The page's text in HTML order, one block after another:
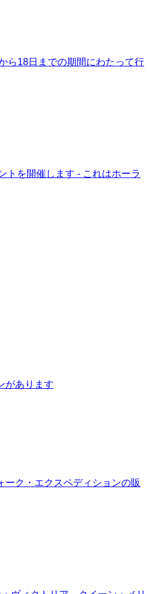
ら18日までの期間にわたって行
トを開催します - これはホーラ
があります
ク・エクスペディションの販